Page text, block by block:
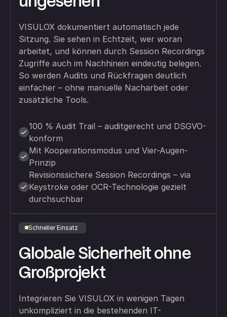
VISULOX dokumentiert automatisch jede
Sitzung. Sie sehen in Echtzeit, wer woran
arbeitet, und können durch Session Recordings
Zugriffe auch im Nachhinein eindeutig belegen.
So werden Audits und Rückfragen deutlich
einfacher – ohne manuelle Nacharbeit oder
zusätzliche Tools.
100 % Audit Trail – auditgerecht und DSGVO-
konform
Mit Kooperationsmodus und Vier-Augen-
Prinzip
Revisionssichere Session Recordings – via
Keystroke oder OCR-Technologie gezielt
durchsuchbar
Schneller Einsatz
Globale Sicherheit ohne
Großprojekt
Integrieren Sie VISULOX in wenigen Tagen
unkompliziert in die bestehenden IT-